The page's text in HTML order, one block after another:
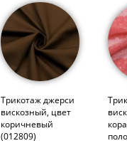
Трикотаж джерси
вискозный, цвет
коричневый
(012809)